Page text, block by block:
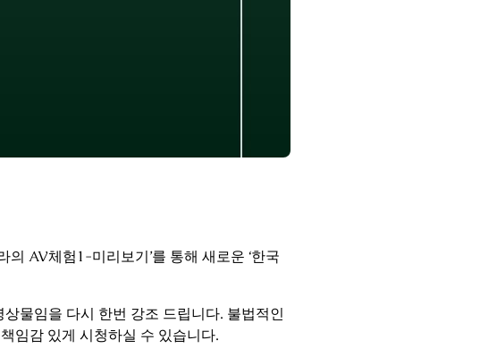
AV체험1-미리보기’를 통해 새로운 ‘한국
물임을 다시 한번 강조 드립니다. 불법적인
임감 있게 시청하실 수 있습니다.